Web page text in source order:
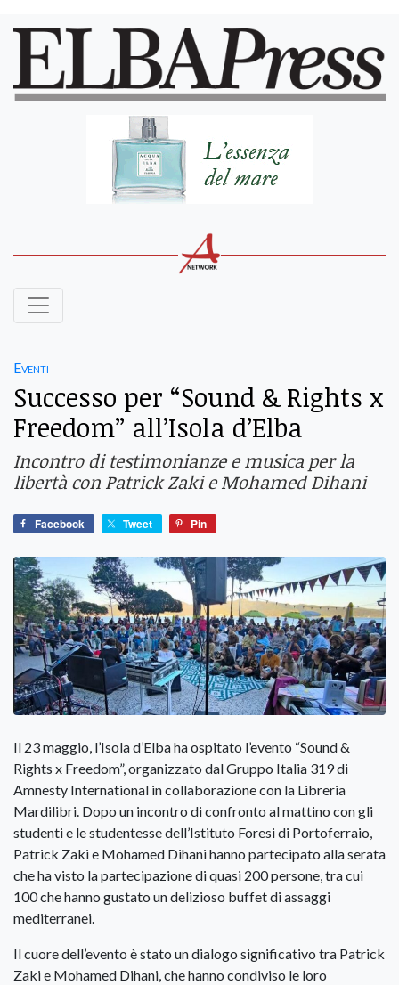
Eventi
Successo per “Sound & Rights x
Freedom” all’Isola d’Elba
Incontro di testimonianze e musica per la
libertà con Patrick Zaki e Mohamed Dihani
Facebook Tweet Pin
Il 23 maggio, l’Isola d’Elba ha ospitato l’evento “Sound &
Rights x Freedom”, organizzato dal Gruppo Italia 319 di
Amnesty International in collaborazione con la Libreria
Mardilibri. Dopo un incontro di confronto al mattino con gli
studenti e le studentesse dell’Istituto Foresi di Portoferraio,
Patrick Zaki e Mohamed Dihani hanno partecipato alla serata
che ha visto la partecipazione di quasi 200 persone, tra cui
100 che hanno gustato un delizioso buffet di assaggi
mediterranei.
Il cuore dell’evento è stato un dialogo significativo tra Patrick
Zaki e Mohamed Dihani, che hanno condiviso le loro